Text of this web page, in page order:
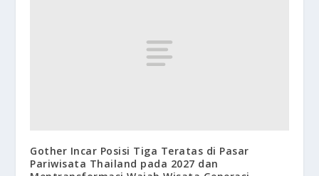
Gother Incar Posisi Tiga Teratas di Pasar
Pariwisata Thailand pada 2027 dan